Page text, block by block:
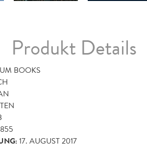
Produkt Details
BOOKS
17. AUGUST 2017